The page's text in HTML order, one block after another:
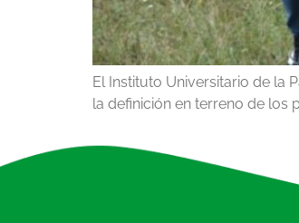
El Instituto Universitario de la
la definición en terreno de los